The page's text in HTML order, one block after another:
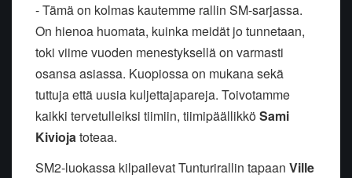
- Tämä on kolmas kautemme rallin SM-sarjassa.
On hienoa huomata, kuinka meidät jo tunnetaan,
toki viime vuoden menestyksellä on varmasti
osansa asiassa. Kuopiossa on mukana sekä
tuttuja että uusia kuljettajapareja. Toivotamme
kaikki tervetulleiksi tiimiin, tiimipäällikköSami
Kiviojatoteaa.
SM2-luokassa kilpailevat Tunturirallin tapaan Ville